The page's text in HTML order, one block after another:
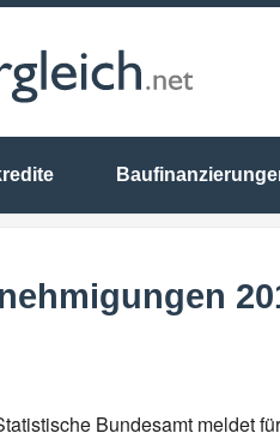
Bundesamt meldet